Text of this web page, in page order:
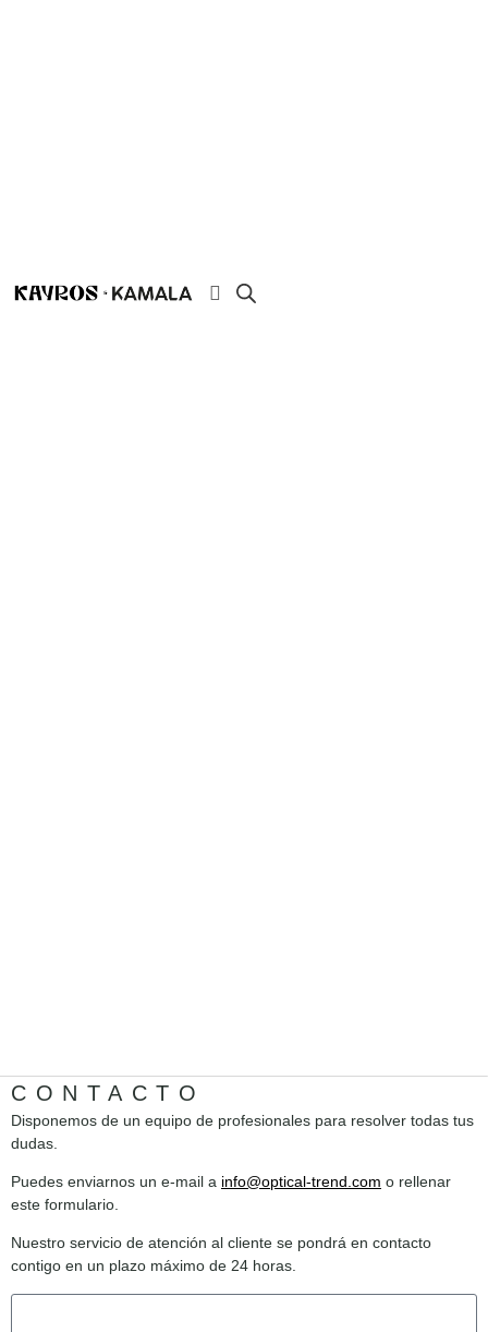
CONTACTO
Disponemos de un equipo de profesionales para resolver todas tus
dudas.
Puedes enviarnos un e-mail a info@optical-trend.com o rellenar
este formulario.
Nuestro servicio de atención al cliente se pondrá en contacto
contigo en un plazo máximo de 24 horas.